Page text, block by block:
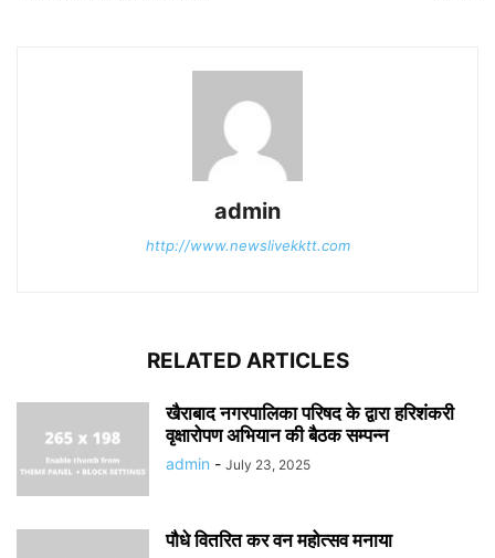
admin
http://www.newslivekktt.com
RELATED ARTICLES
खैराबाद नगरपालिका परिषद के द्वारा हरिशंकरी
वृक्षारोपण अभियान की बैठक सम्पन्न
admin - July 23, 2025
पौधे वितरित कर वन महोत्सव मनाया